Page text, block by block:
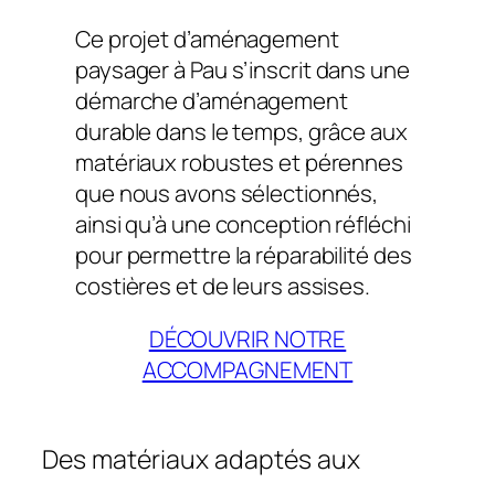
Ce projet d’aménagement
paysagerà Pau s’inscrit dans une
démarche d’aménagement
durable dans le temps, grâce aux
matériaux robustes et pérennes
que nous avons sélectionnés,
ainsi qu’à une conception réfléchi
pour permettre la réparabilité des
costières et de leurs assises.
DÉCOUVRIR NOTRE
ACCOMPAGNEMENT
Des matériaux adaptés aux